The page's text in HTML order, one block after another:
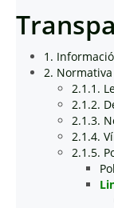
1.
2. Normativa
2.1.1.
2.1.2.
2.1.3.
2.1.4.
2.1.5.